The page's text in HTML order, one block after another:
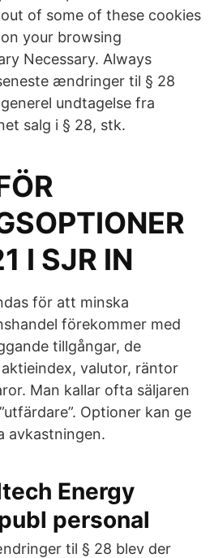
of some of these cookies
your browsing
Necessary. Always
ændringer til § 28
undtagelse fra
salg i § 28, stk.
I SJR IN
för att minska
förekommer med
tillgångar, de
valutor, räntor
Man kallar ofta säljaren
Optioner kan ge
avkastningen.
Energy
personal
til § 28 blev der